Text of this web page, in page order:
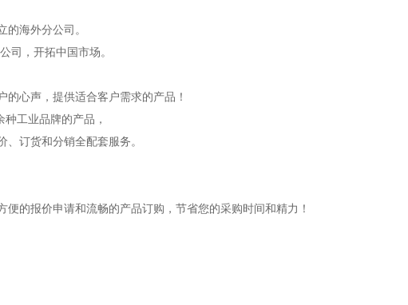
海外分公司。
司，开拓中国市场。
心声，提供适合客户需求的产品！
工业品牌的产品，
订货和分销全配套服务。
的报价申请和流畅的产品订购，节省您的采购时间和精力！